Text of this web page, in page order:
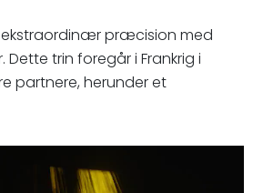
ekstraordinær præcision med
trin foregår i Frankrig i
partnere, herunder et